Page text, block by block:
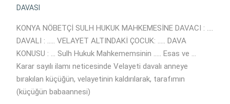
DAVASI
KONYA NÖBETÇİ SULH HUKUK MAHKEMESİNE DAVACI : ….
DAVALI : ….. VELAYET ALTINDAKİ ÇOCUK: ….. DAVA
KONUSU : … Sulh Hukuk Mahkememsinin ….. Esas ve …
Karar sayılı ilamı neticesinde Velayeti davalı anneye
bırakılan küçüğün, velayetinin kaldırılarak, tarafımın
(küçüğün babaannesi)